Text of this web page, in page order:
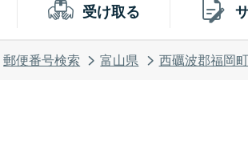
受け取る
郵便番号検索 富山県 西礪波郡福岡町